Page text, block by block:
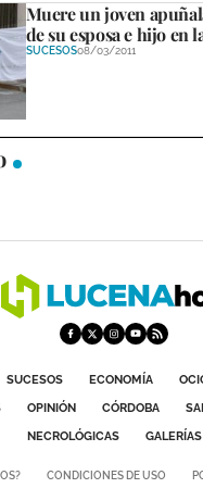
Muere un joven
de su esposa e hijo en
SUCESOS08/03/2011
SUCESOS ECONOMÍA
OPINIÓN CÓRDOBA
NECROLÓGICAS
GALERÍAS
CONDICIONES DE USO